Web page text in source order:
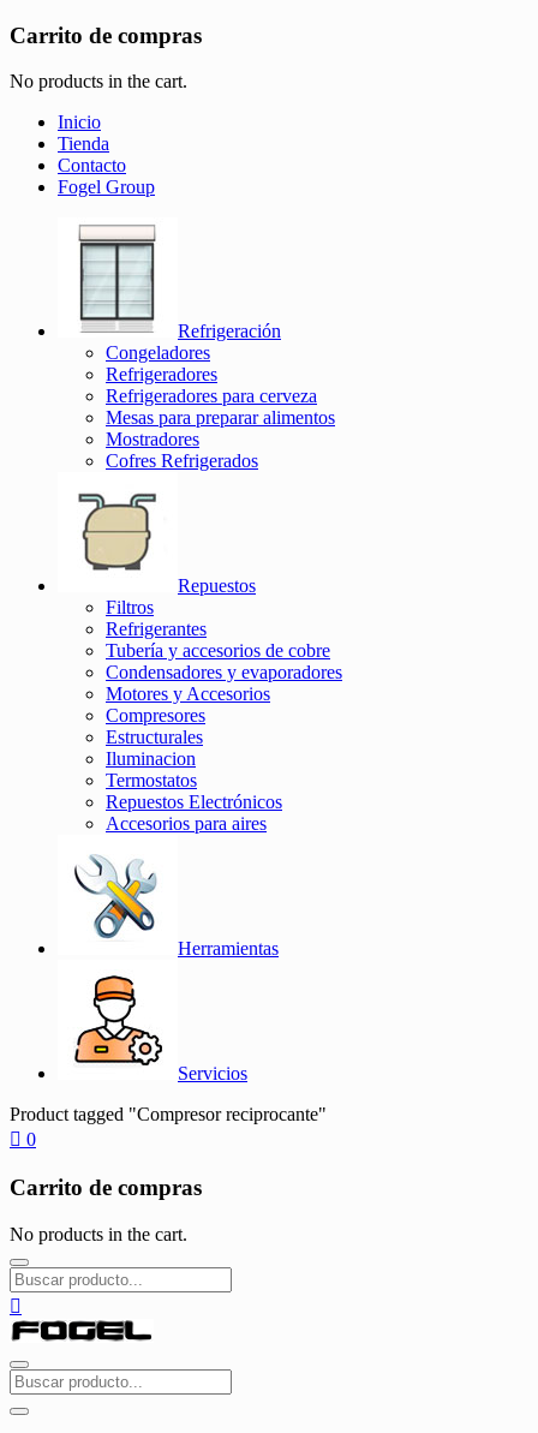
Carrito de compras
No products in the cart.
Inicio
Tienda
Contacto
Fogel Group
Refrigeración
Congeladores
Refrigeradores
Refrigeradores para cerveza
Mesas para preparar alimentos
Mostradores
Cofres Refrigerados
Repuestos
Filtros
Refrigerantes
Tubería y accesorios de cobre
Condensadores y evaporadores
Motores y Accesorios
Compresores
Estructurales
Iluminacion
Termostatos
Repuestos Electrónicos
Accesorios para aires
Herramientas
Servicios
Product tagged "Compresor reciprocante"
0
Carrito de compras
No products in the cart.